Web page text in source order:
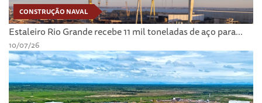
CONSTRUÇÃO NAVAL
Estaleiro Rio Grande recebe 11 mil toneladas de aço para...
10/07/26